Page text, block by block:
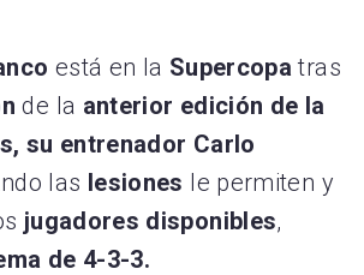
está en la Supercopatras
de la anterior edición de la
su entrenador Carlo
las lesiones le permiten y
jugadores disponibles,
de 4-3-3.